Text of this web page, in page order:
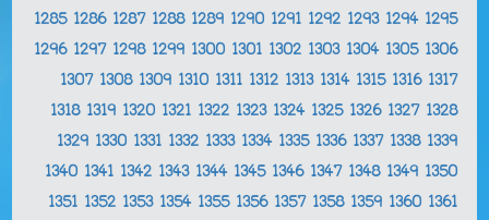
1285 1286 1287 1288 1289 1290 1291 1292 1293 1294 1295
1296 1297 1298 1299 1300 1301 1302 1303 1304 1305 1306
1307 1308 1309 1310 1311 1312 1313 1314 1315 1316 1317
1318 1319 1320 1321 1322 1323 1324 1325 1326 1327 1328
1329 1330 1331 1332 1333 1334 1335 1336 1337 1338 1339
1340 1341 1342 1343 1344 1345 1346 1347 1348 1349 1350
1351 1352 1353 1354 1355 1356 1357 1358 1359 1360 1361